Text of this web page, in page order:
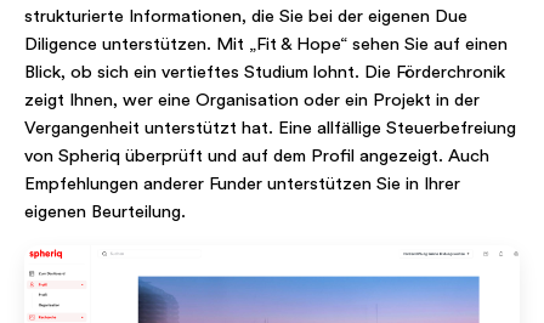
strukturierte Informationen, die Sie bei der eigenen Due
Diligence unterstützen. Mit „Fit & Hope“ sehen Sie auf einen
Blick, ob sich ein vertieftes Studium lohnt. Die Förderchronik
zeigt Ihnen, wer eine Organisation oder ein Projekt in der
Vergangenheit unterstützt hat. Eine allfällige Steuerbefreiung
von Spheriq überprüft und auf dem Profil angezeigt. Auch
Empfehlungen anderer Funder unterstützen Sie in Ihrer
eigenen Beurteilung.